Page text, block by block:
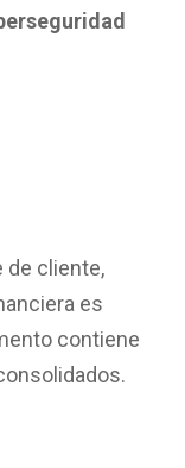
de cliente,
es
contiene